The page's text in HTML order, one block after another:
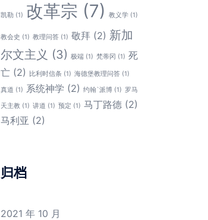
凯勒(1) 改革宗 (7) 教义学(1)
教会史 (1) 教理问答(1) 敬拜(2) 新加
尔文主义 (3) 极端(1) 梵蒂冈 (1) 死
亡(2) 比利时信条(1) 海德堡教理问答(1)
真道 (1) 系统神学 (2) 约翰`派博(1) 罗马
天主教(1) 讲道 (1) 预定 (1) 马丁路德(2)
马利亚 (2)
归档
2021 年 10 月